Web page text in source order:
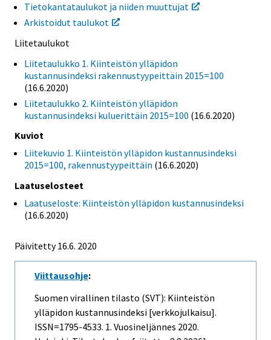
Tietokantataulukot ja niiden muuttujat
Arkistoidut taulukot
Liitetaulukot
Liitetaulukko 1. Kiinteistön ylläpidon
kustannusindeksi rakennustyypeittäin 2015=100
(16.6.2020)
Liitetaulukko 2. Kiinteistön ylläpidon
kustannusindeksi kuluerittäin 2015=100 (16.6.2020)
Kuviot
Liitekuvio 1. Kiinteistön ylläpidon kustannusindeksi
2015=100, rakennustyypeittäin (16.6.2020)
Laatuselosteet
Laatuseloste: Kiinteistön ylläpidon kustannusindeksi
(16.6.2020)
Päivitetty 16.6. 2020
Viittausohje:
Suomen virallinen tilasto (SVT): Kiinteistön
ylläpidon kustannusindeksi [verkkojulkaisu].
ISSN=1795-4533. 1. Vuosineljännes 2020.